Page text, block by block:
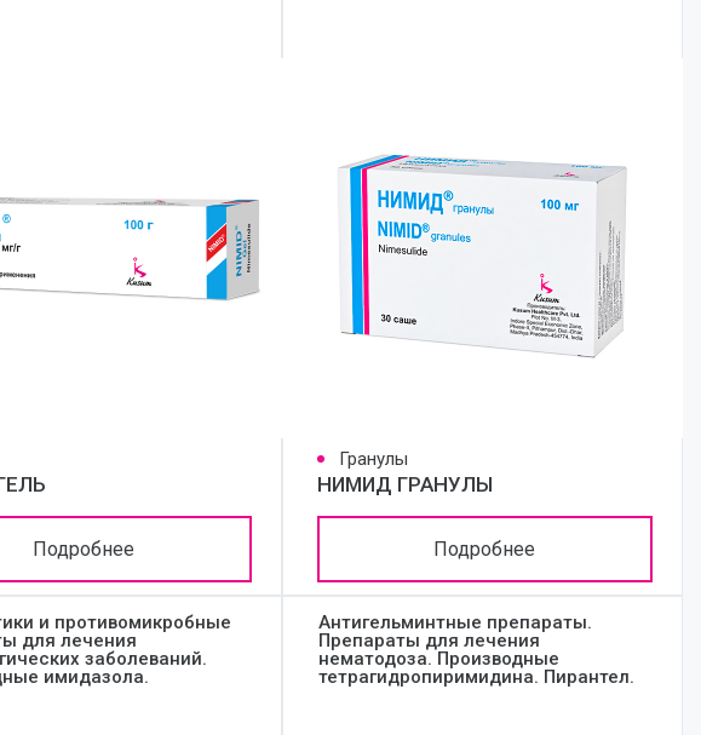
Подробнее
Гранулы
НИМИД ГРАНУЛЫ
Подробнее
и противомикробные
для лечения
заболеваний.
имидазола.
Антигельминтные препараты.
Препараты для лечения
нематодоза. Производные
тетрагидропиримидина. Пирантел.